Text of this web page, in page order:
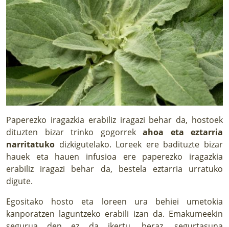
Paperezko iragazkia erabiliz iragazi behar da, hostoek
dituzten bizar trinko gogorrek ahoa eta eztarria
narritatuko dizkigutelako. Loreek ere badituzte bizar
hauek eta hauen infusioa ere paperezko iragazkia
erabiliz iragazi behar da, bestela eztarria urratuko
digute.
Egositako hosto eta loreen ura behiei umetokia
kanporatzen laguntzeko erabili izan da. Emakumeekin